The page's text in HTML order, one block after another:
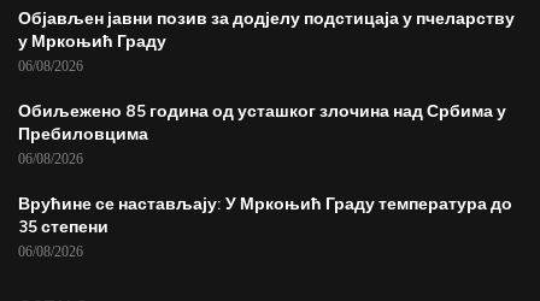
Објављен јавни позив за додјелу подстицаја у пчеларству
у Мркоњић Граду
06/08/2026
Обиљежено 85 година од усташког злочина над Србима у
Пребиловцима
06/08/2026
Врућине се настављају: У Мркоњић Граду температура до
35 степени
06/08/2026